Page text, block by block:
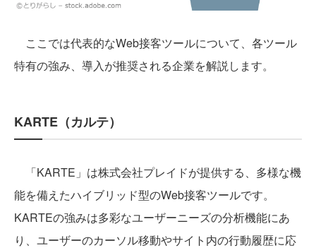
ここでは代表的なWeb接客ツールについて、各ツール
特有の強み、導入が推奨される企業を解説します。
KARTE（カルテ）
「KARTE」は株式会社プレイドが提供する、多様な機
能を備えたハイブリッド型のWeb接客ツールです。
KARTEの強みは多彩なユーザーニーズの分析機能にあ
り、ユーザーのカーソル移動やサイト内の行動履歴に応